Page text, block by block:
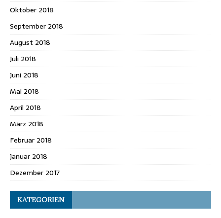
Oktober 2018
September 2018
August 2018
Juli 2018
Juni 2018
Mai 2018
April 2018
März 2018
Februar 2018
Januar 2018
Dezember 2017
KATEGORIEN